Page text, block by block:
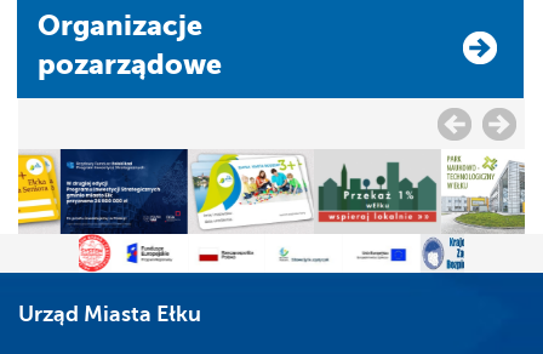
Organizacje
pozarządowe
Urząd Miasta Ełku